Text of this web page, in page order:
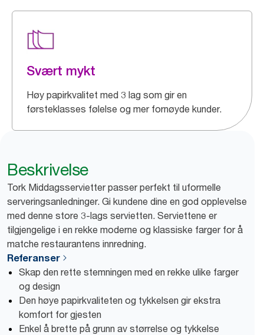
Svært mykt
Høy papirkvalitet med 3 lag som gir en
førsteklasses følelse og mer fornøyde kunder.
Beskrivelse
Tork Middagsservietter passer perfekt til uformelle
serveringsanledninger. Gi kundene dine en god opplevelse
med denne store 3-lags servietten. Serviettene er
tilgjengelige i en rekke moderne og klassiske farger for å
matche restaurantens innredning.
Referanser
Skap den rette stemningen med en rekke ulike farger
og design
Den høye papirkvaliteten og tykkelsen gir ekstra
komfort for gjesten
Enkel å brette på grunn av størrelse og tykkelse